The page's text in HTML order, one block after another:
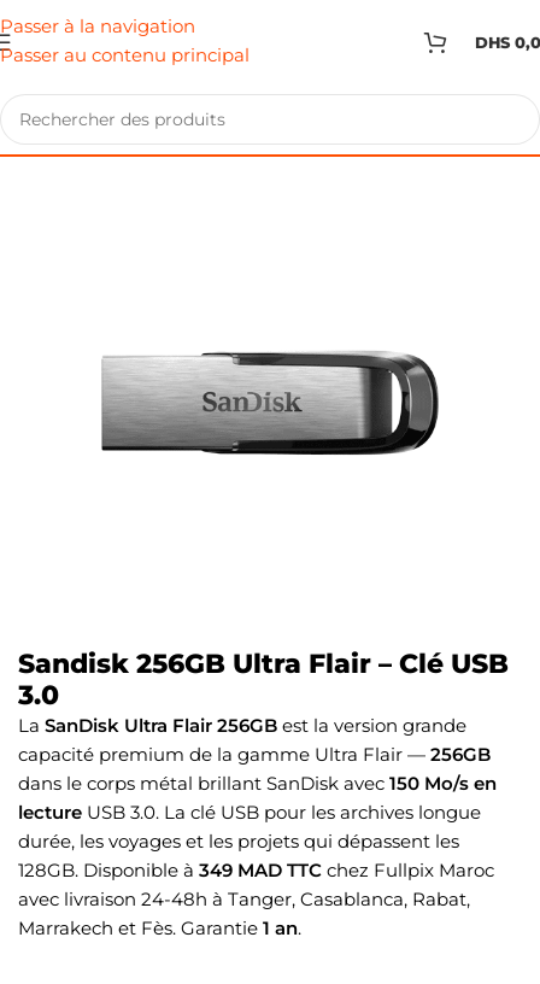
Passer à la navigation
Passer au contenu principal
DHS
Sandisk 256GB Ultra Flair – Clé USB
3.0
La SanDisk Ultra Flair 256GB est la version grande
capacité premium de la gamme Ultra Flair — 256GB
dans le corps métal brillant SanDisk avec 150 Mo/s en
lecture USB 3.0. La clé USB pour les archives longue
durée, les voyages et les projets qui dépassent les
128GB. Disponible à 349 MAD TTC chez Fullpix Maroc
avec livraison 24-48h à Tanger, Casablanca, Rabat,
Marrakech et Fès. Garantie 1 an.